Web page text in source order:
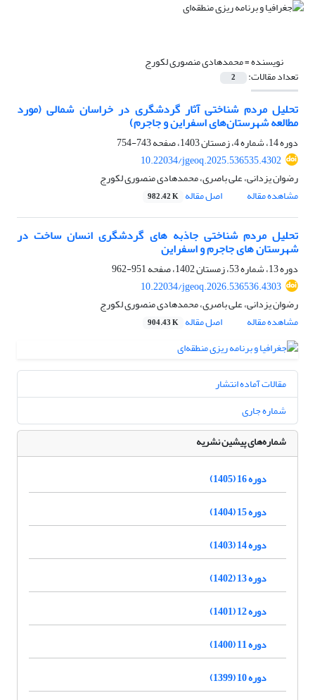
نویسنده =محمدهادی منصوری لکورج
تعداد مقالات: 2
تحلیل مردم شناختی آثار گردشگری در خراسان شمالی (مورد
مطالعه شهرستان‌های اسفراین و جاجرم)
دوره 14، شماره 4، زمستان 1403، صفحه
743-754
10.22034/jgeoq.2025.536535.4302
رضوان یزدانی، علی باصری، محمدهادی منصوری لکورج
مشاهده مقاله
اصل مقاله 982.42 K
تحلیل مردم شناختی جاذبه های گردشگری انسان ساخت در
شهرستان های جاجرم و اسفراین
دوره 13، شماره 53، زمستان 1402، صفحه
951-962
10.22034/jgeoq.2026.536536.4303
رضوان یزدانی، علی باصری، محمدهادی منصوری لکورج
مشاهده مقاله
اصل مقاله 904.43 K
مقالات آماده انتشار
شماره جاری
شماره‌های پیشین نشریه
دوره 16 (1405)
دوره 15 (1404)
دوره 14 (1403)
دوره 13 (1402)
دوره 12 (1401)
دوره 11 (1400)
دوره 10 (1399)